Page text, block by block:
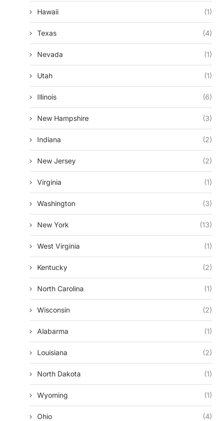
Hawaii (1)
Texas (4)
Nevada (1)
Utah (1)
Illinois (6)
New Hampshire (3)
Indiana (2)
New Jersey (2)
Virginia (1)
Washington (3)
New York (13)
West Virginia (1)
Kentucky (2)
North Carolina (1)
Wisconsin (2)
Alabarma (1)
Louisiana (2)
North Dakota (1)
Wyoming (1)
Ohio (4)